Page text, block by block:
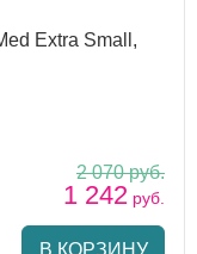
Extra Small,
2 070руб.
1 242 руб.
В КОРЗИНУ